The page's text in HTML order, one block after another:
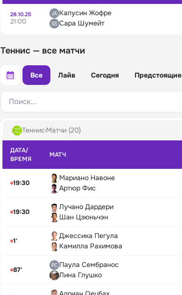
28.10.25
21:00
Капусин Жофре
Сара Шумейт
Теннис — все матчи
Все Лайв Сегодня Предстоящие
Поиск...
Теннис Матчи (20)
ДАТА/
ВРЕМЯ
МАТЧ
19:30
Мариано Навоне
Артюр Фис
19:30
Лучано Дардери
Шан Цзюньчэн
1'
Джессика Пегула
Камилла Рахимова
87'
Паула Сембранос
Лина Глушко